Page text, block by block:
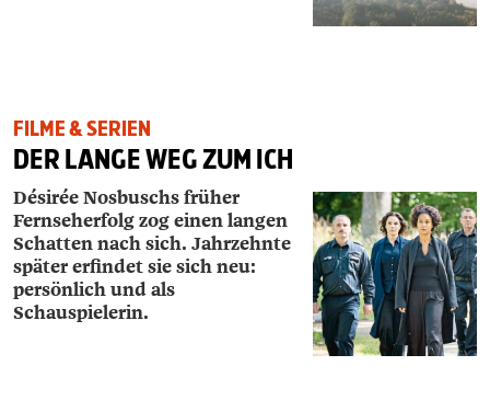
FILME & SERIEN
DER LANGE WEG ZUM ICH
Désirée Nosbuschs früher
Fernseherfolg zog einen langen
Schatten nach sich. Jahrzehnte
später erfindet sie sich neu:
persönlich und als
Schauspielerin.